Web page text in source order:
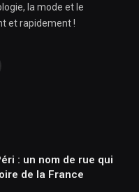
la mode et le
et rapidement !
: un nom de rue qui
de la France